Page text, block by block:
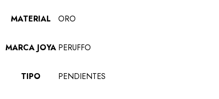
MATERIAL ORO
MARCA JOYA PERUFFO
TIPO PENDIENTES